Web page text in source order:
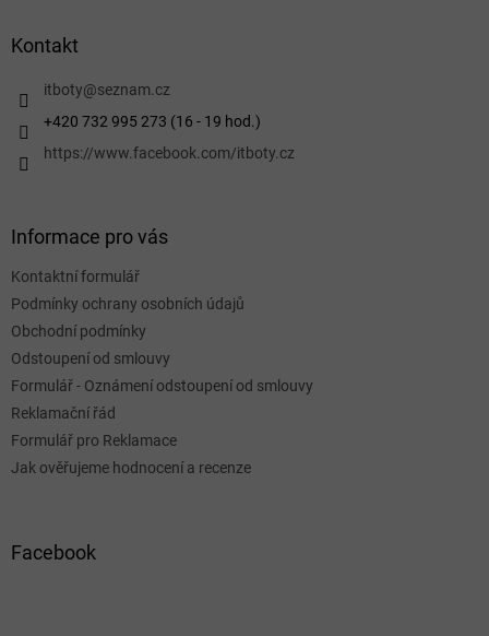
r
k
u
Kontakt
itboty@seznam.cz
+420 732 995 273 (16 - 19 hod.)
https://www.facebook.com/itboty.cz
Informace pro vás
Kontaktní formulář
Podmínky ochrany osobních údajů
Obchodní podmínky
Odstoupení od smlouvy
Formulář - Oznámení odstoupení od smlouvy
Reklamační řád
Formulář pro Reklamace
Jak ověřujeme hodnocení a recenze
Facebook